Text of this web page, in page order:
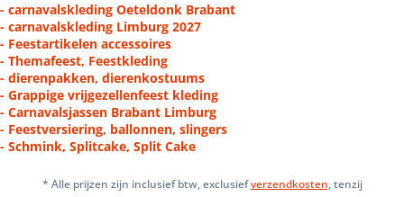
- carnavalskleding Oeteldonk Brabant
- carnavalskleding Limburg 2027
- Feestartikelen accessoires
- Themafeest, Feestkleding
- dierenpakken, dierenkostuums
- Grappige vrijgezellenfeest kleding
- Carnavalsjassen Brabant Limburg
- Feestversiering, ballonnen, slingers
- Schmink, Splitcake, Split Cake
* Alle prijzen zijn inclusief btw, exclusiefverzendkosten, tenzij